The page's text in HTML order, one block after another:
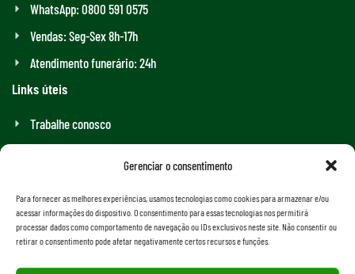
Gerenciar o consentimento
Para fornecer as melhores experiências, usamos tecnologias como cookies para armazenar e/ou
acessar informações do dispositivo. O consentimento para essas tecnologias nos permitirá
processar dados como comportamento de navegação ou IDs exclusivos neste site. Não consentir ou
retirar o consentimento pode afetar negativamente certos recursos e funções.
WhatsApp: 0800 591 0575
Vendas: Seg-Sex 8h-17h
Atendimento funerário: 24h
Links úteis
Trabalhe conosco
Grupos de Apoio
Assistência Funeral Completa
Plano funerário em Recife e região